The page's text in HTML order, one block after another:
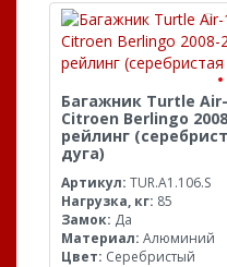
Багажник Turtle
Citroen Berlingo
рейлинг
дуга)
Артикул: TUR.A1.106.S
Нагрузка, кг: 85
Замок: Да
Материал: Алюминий
Цвет: Серебристый